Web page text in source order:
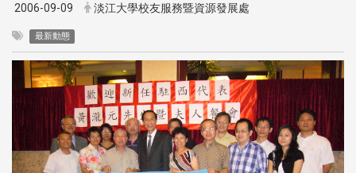
2006-09-09 淡江大學校友服務暨資源發展處
最新動態